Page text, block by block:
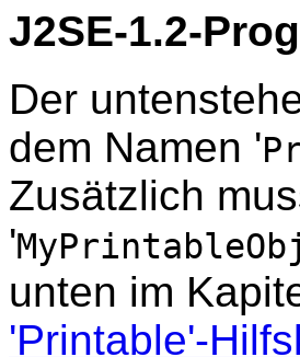
J2SE-1.2-
Der
dem Namen '
Zusätzlich
'
unten im
'Printable'-